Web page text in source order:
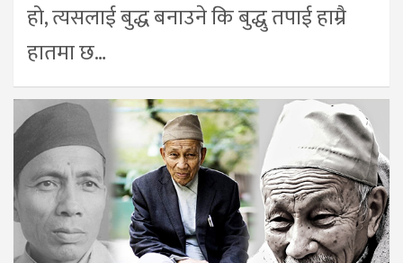
हो, त्यसलाई बुद्ध बनाउने कि बुद्धु तपाई हाम्रै
हातमा छ…